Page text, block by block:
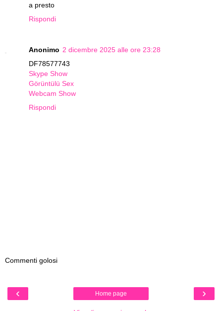
a presto
Rispondi
Anonimo 2 dicembre 2025 alle ore 23:28
DF78577743
Skype Show
Görüntülü Sex
Webcam Show
Rispondi
Commenti golosi
‹ ›
Home page